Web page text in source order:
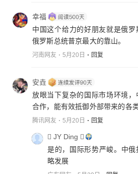
幸福
中国这个给力的好朋友就是俄
俄罗斯总统普京最大的靠山。
河南网友 5月20日 回复
安垚
放眼当下复杂的国际市场环境
合作，能有效抵御外部带来的各
腾讯网友 5月20日 回复
 JY Ding 
是的，国际形势严峻。中
略发展